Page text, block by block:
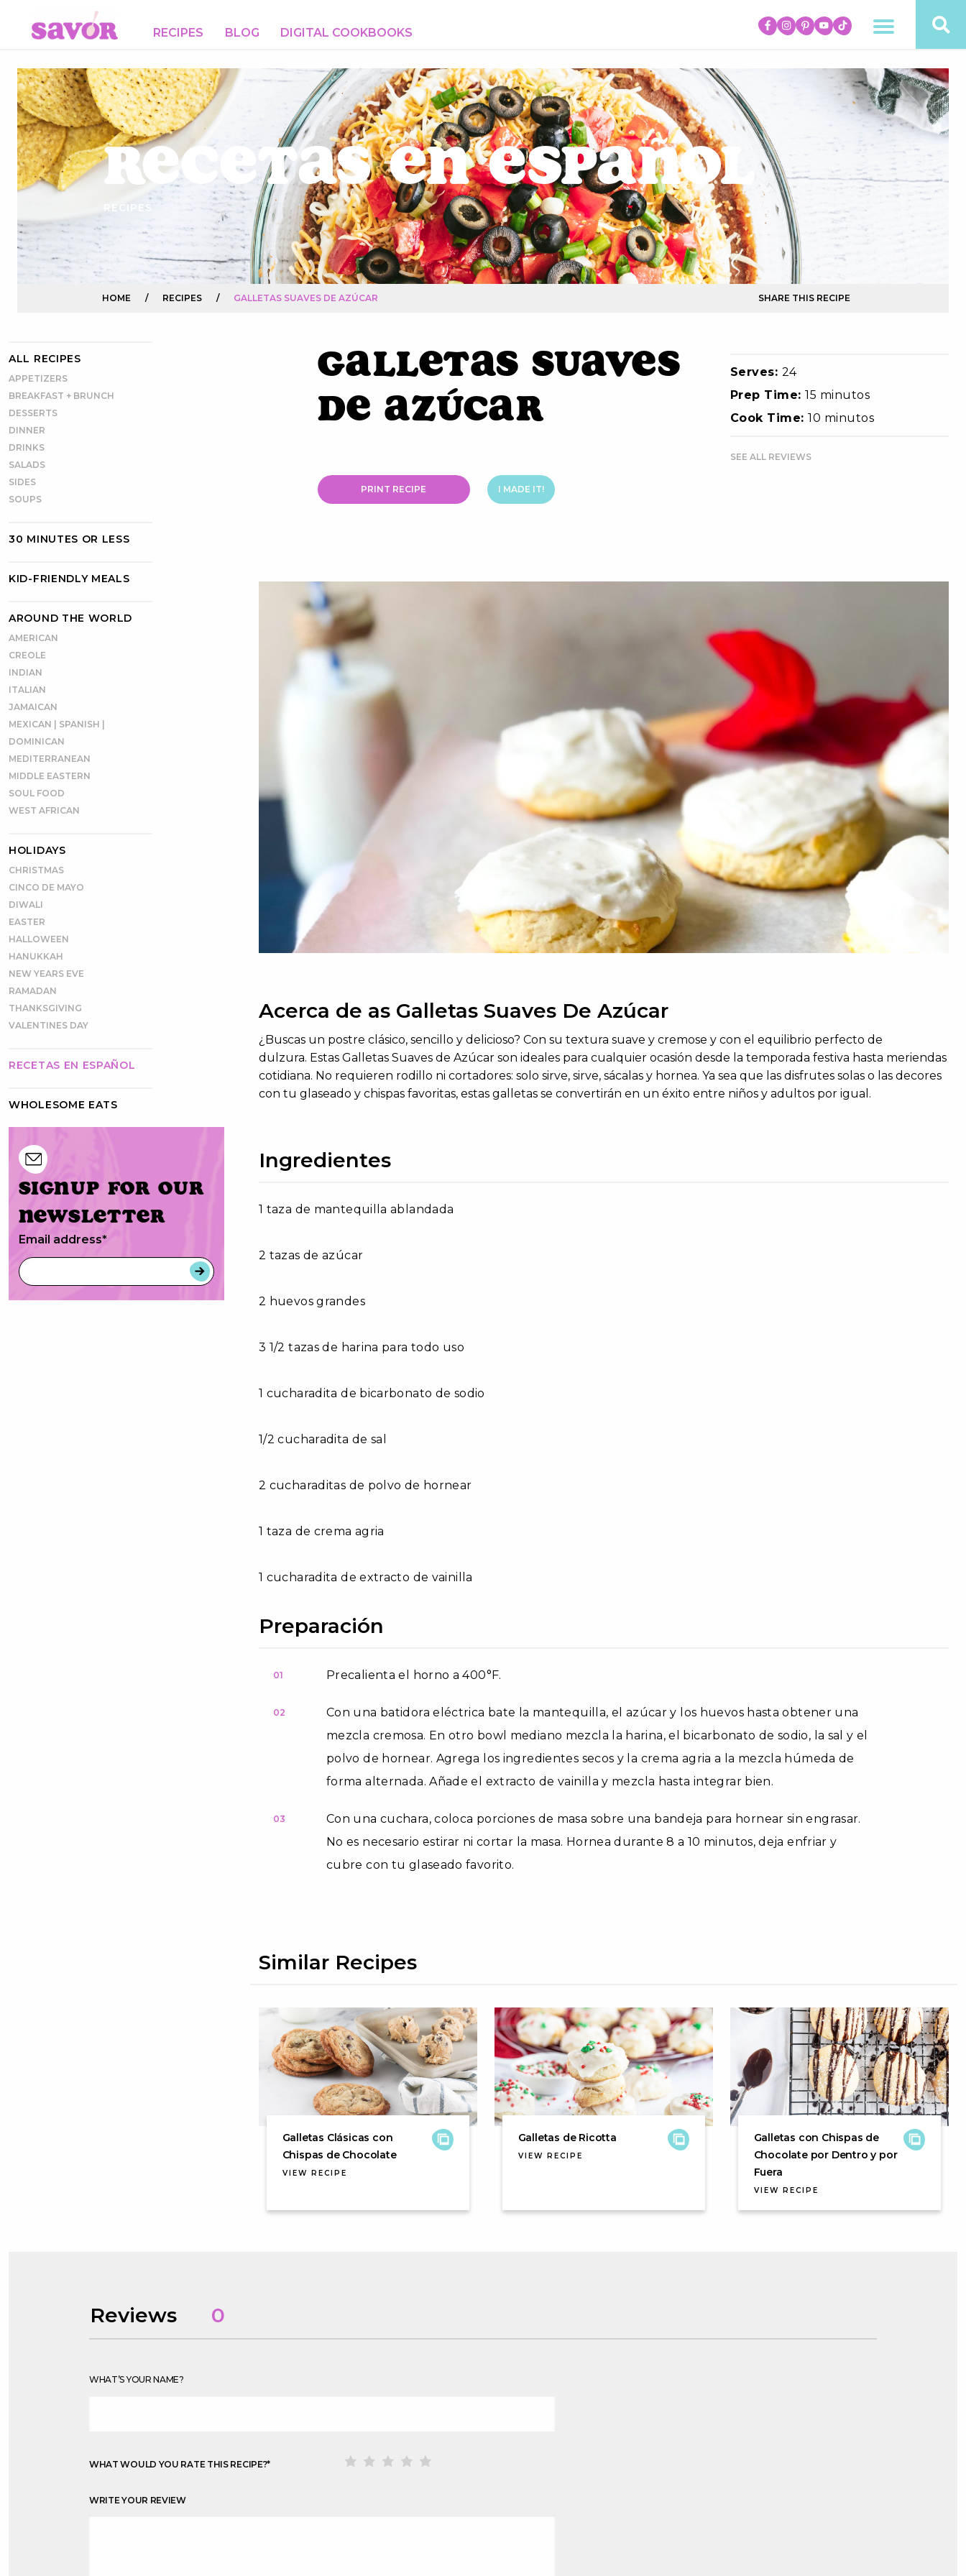
RECIPES BLOG DIGITAL COOKBOOKS
Recetas en Español
RECIPES
HOME / RECIPES / GALLETAS SUAVES DE AZÚCAR SHARE THIS RECIPE
ALL RECIPES
APPETIZERS
BREAKFAST + BRUNCH
DESSERTS
DINNER
DRINKS
SALADS
SIDES
SOUPS
30 MINUTES OR LESS
KID-FRIENDLY MEALS
AROUND THE WORLD
AMERICAN
CREOLE
INDIAN
ITALIAN
JAMAICAN
MEXICAN | SPANISH |
DOMINICAN
MEDITERRANEAN
MIDDLE EASTERN
SOUL FOOD
WEST AFRICAN
HOLIDAYS
CHRISTMAS
CINCO DE MAYO
DIWALI
EASTER
HALLOWEEN
HANUKKAH
NEW YEARS EVE
RAMADAN
THANKSGIVING
VALENTINES DAY
RECETAS EN ESPAÑOL
WHOLESOME EATS
Signup for our
newsletter
Email address*
Galletas Suaves
De Azúcar
PRINT RECIPE I MADE IT!
Serves: 24
Prep Time:15 minutos
Cook Time:10 minutos
SEE ALL REVIEWS
Acerca de as Galletas Suaves De Azúcar
¿Buscas un postre clásico, sencillo y delicioso? Con su textura suave y cremose y con el equilibrio perfecto de
dulzura. Estas Galletas Suaves de Azúcarson ideales para cualquier ocasión desde la temporada festiva hasta meriendas
cotidiana. No requieren rodillo ni cortadores: solo sirve, sirve, sácalas y hornea. Ya sea que las disfrutes solas o las decores
con tu glaseado y chispas favoritas,estas galletas se convertirán en un éxito entre niños y adultos por igual.
Ingredientes
1 taza de mantequilla ablandada
2 tazas de azúcar
2 huevos grandes
3 1/2 tazas de harina para todo uso
1 cucharadita de bicarbonato de sodio
1/2 cucharadita de sal
2 cucharaditas de polvo de hornear
1 taza de crema agria
1 cucharadita de extracto de vainilla
Preparación
01 Precalienta el horno a 400°F.
02
Con una batidora eléctrica bate la mantequilla, el azúcar y los huevos hasta obtener una
mezcla cremosa. En otro bowl mediano mezcla la harina, el bicarbonato de sodio, la sal y el
polvo de hornear. Agrega los ingredientes secos y la crema agria a la mezcla húmeda de
forma alternada. Añade el extracto de vainilla y mezcla hasta integrar bien.
03
Con una cuchara, coloca porciones de masa sobre una bandeja para hornear sin engrasar.
No es necesario estirar ni cortar la masa. Hornea durante 8 a 10 minutos, deja enfriar y
cubre con tu glaseado favorito.
Similar Recipes
Galletas Clásicas con
Chispas de Chocolate
VIEW RECIPE
Galletas de Ricotta
VIEW RECIPE
Galletas con Chispas de
Chocolate por Dentro y por
Fuera
VIEW RECIPE
Reviews 0
WHAT’S YOUR NAME?
WHAT WOULD YOU RATE THIS RECIPE?*
WRITE YOUR REVIEW